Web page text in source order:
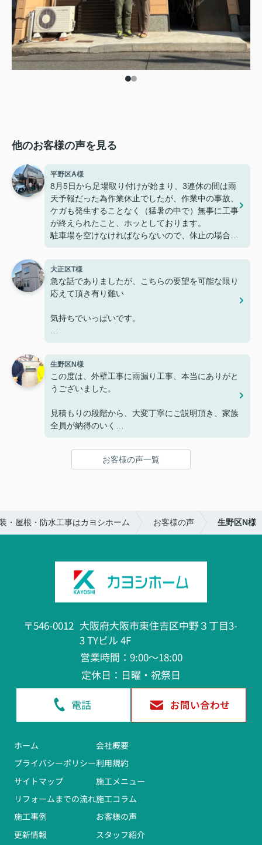
他のお客様の声を見る
平野区A様
8月5日から足場取り付けが始まり、3連休の間は雨
天予報だった為作業休止でしたが、作業中の事故、
ケガも発生することなく（猛暑の中で）無事に工事
が終えられたこと、ホッとしております。
駐車場を空けなければならないので、休止の場合は
連絡を頂くように、こちらから依頼する形にはなり
ましたが作業に関しては猛暑続きの中でも、丁寧に
細かなところまで行き届いた温かい配慮に驚きとと
もに感謝しております。
本当にお疲れ様でした。
大正区T様
急な話でありましたが、こちらの要望を可能な限り
応えて頂き有り難い
気持ちでいっぱいです。
特に工事に着工するまでの日程がこちらの考えよ
り、速く早急に
対応して頂いた」ことには感謝しております。
で満足しております。
生野区N様
この度は、外壁工事に雨漏り工事、本当にありがと
うございました。
見積もりの段階から、大変丁寧にご説明頂き、家族
全員が納得のいく
形で工事を進めて頂く事ができ、嬉しく思っていま
何よりスタッフの皆様がご親切に対応して下さり、
工事期間中も快適な
生活を送ることができ、感謝の気持ちでいっぱいで
家族や友人にも、機会があれば是非紹介させてくだ
今後とも、よろしくお願いいたします。
お客様の声一覧
・屋根・防水工事はカヨシホーム お客様の声 生野区N様
〒546-0012 大阪府大阪市東住吉区中野３丁目3-
3 TYビル 4F
営業時間：9:00～18:00
定休日：日曜・祝祭日
電話 お問い合わせ
ホーム
プライバシーポリシー
サイトマップ
リフォームまでの流れ
施工事例
更新情報
会社概要
利用規約
施工メニュー
施工コラム
お客様の声
スタッフ紹介